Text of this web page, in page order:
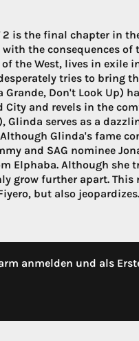
2 is the final chapter in
the consequences of
the West, lives in exile
tries to bring
Grande, Don't Look Up)
City and revels in the
Glinda serves as a
Glinda's fame
and SAG nominee
Elphaba. Although she
grow further apart. This
but also
anmelden und als